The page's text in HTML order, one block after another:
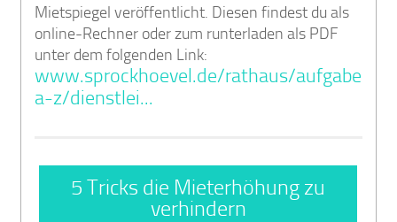
Mietspiegel veröffentlicht. Diesen findest du als
online-Rechner oder zum runterladen als PDF
unter dem folgenden Link:
www.sprockhoevel.de/rathaus/aufgaben-
a-z/dienstlei...
5 Tricks die Mieterhöhung zu
verhindern